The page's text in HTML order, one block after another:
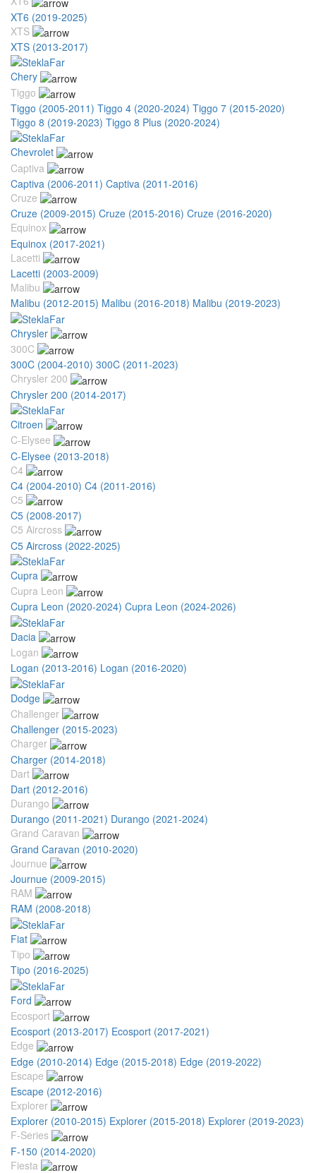
XT6 (2019-2025)
XTS
XTS (2013-2017)
Chery
Tiggo
Tiggo (2005-2011) Tiggo 4 (2020-2024) Tiggo 7 (2015-2020)
Tiggo 8 (2019-2023) Tiggo 8 Plus (2020-2024)
Chevrolet
Captiva
Captiva (2006-2011) Captiva (2011-2016)
Cruze
Cruze (2009-2015) Cruze (2015-2016) Cruze (2016-2020)
Equinox
Equinox (2017-2021)
Lacetti
Lacetti (2003-2009)
Malibu
Malibu (2012-2015) Malibu (2016-2018) Malibu (2019-2023)
Chrysler
300C
300C (2004-2010) 300C (2011-2023)
Chrysler 200
Chrysler 200 (2014-2017)
Citroen
C-Elysee
C-Elysee (2013-2018)
C4
C4 (2004-2010) C4 (2011-2016)
C5
C5 (2008-2017)
C5 Aircross
C5 Aircross (2022-2025)
Cupra
Cupra Leon
Cupra Leon (2020-2024) Cupra Leon (2024-2026)
Dacia
Logan
Logan (2013-2016) Logan (2016-2020)
Dodge
Challenger
Challenger (2015-2023)
Charger
Charger (2014-2018)
Dart
Dart (2012-2016)
Durango
Durango (2011-2021) Durango (2021-2024)
Grand Caravan
Grand Caravan (2010-2020)
Journue
Journue (2009-2015)
RAM
RAM (2008-2018)
Fiat
Tipo
Tipo (2016-2025)
Ford
Ecosport
Ecosport (2013-2017) Ecosport (2017-2021)
Edge
Edge (2010-2014) Edge (2015-2018) Edge (2019-2022)
Escape
Escape (2012-2016)
Explorer
Explorer (2010-2015) Explorer (2015-2018) Explorer (2019-2023)
F-Series
F-150 (2014-2020)
Fiesta